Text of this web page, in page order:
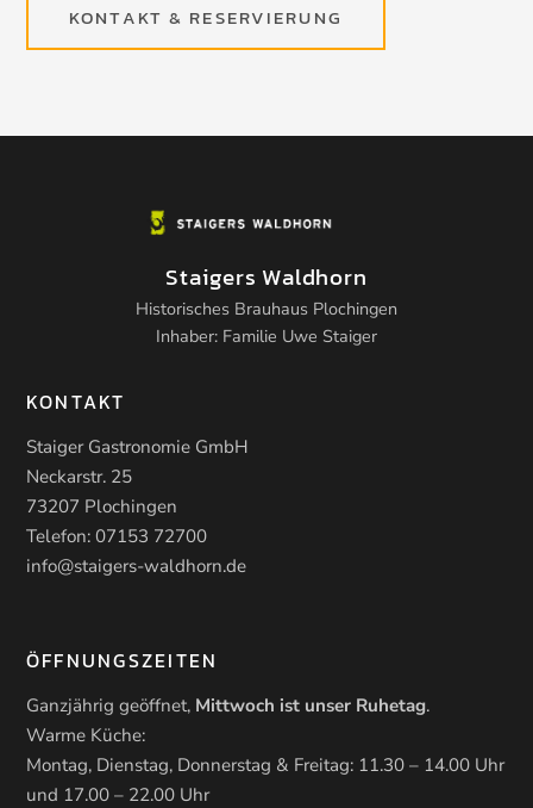
KONTAKT & RESERVIERUNG
Staigers Waldhorn
Historisches Brauhaus Plochingen
Inhaber: Familie Uwe Staiger
KONTAKT
Staiger Gastronomie GmbH
Neckarstr. 25
73207 Plochingen
Telefon: 07153 72700
info@staigers-waldhorn.de
ÖFFNUNGSZEITEN
Ganzjährig geöffnet, Mittwoch ist unser Ruhetag.
Warme Küche:
Montag, Dienstag, Donnerstag & Freitag: 11.30 – 14.00 Uhr
und 17.00 – 22.00 Uhr